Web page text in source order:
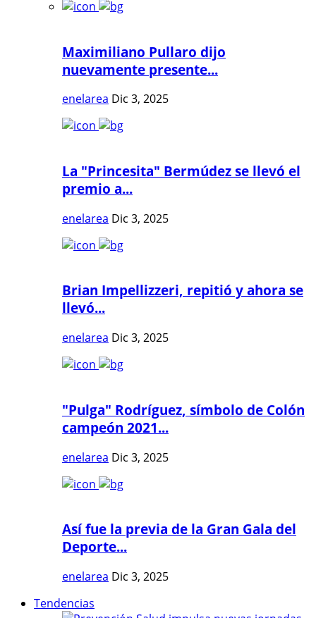
Maximiliano Pullaro dijo
nuevamente presente...
enelarea Dic 3, 2025
La "Princesita" Bermúdez se llevó el
premio a...
enelarea Dic 3, 2025
Brian Impellizzeri, repitió y ahora se
llevó...
enelarea Dic 3, 2025
"Pulga" Rodríguez, símbolo de Colón
campeón 2021...
enelarea Dic 3, 2025
Así fue la previa de la Gran Gala del
Deporte...
enelarea Dic 3, 2025
Tendencias